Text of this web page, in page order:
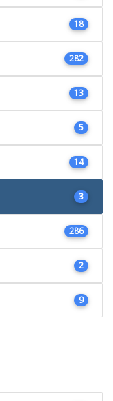
18
282
13
5
14
3
286
2
9